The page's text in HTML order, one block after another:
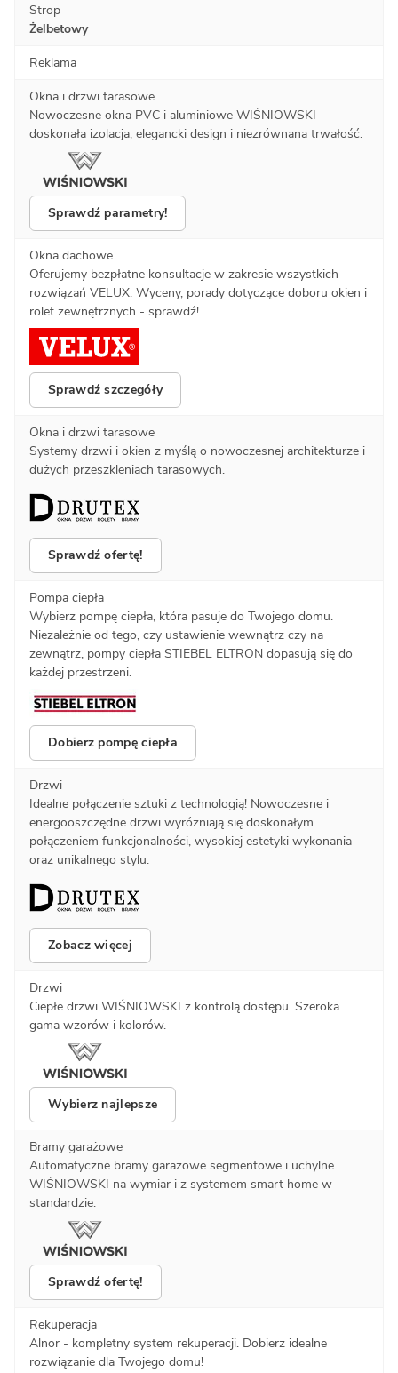
Strop
Żelbetowy
Reklama
Okna i drzwi tarasowe
Nowoczesne okna PVC i aluminiowe WIŚNIOWSKI –
doskonała izolacja, elegancki design i niezrównana trwałość.
Sprawdź parametry!
Okna dachowe
Oferujemy bezpłatne konsultacje w zakresie wszystkich
rozwiązań VELUX. Wyceny, porady dotyczące doboru okien i
rolet zewnętrznych - sprawdź!
Sprawdź szczegóły
Okna i drzwi tarasowe
Systemy drzwi i okien z myślą o nowoczesnej architekturze i
dużych przeszkleniach tarasowych.
Sprawdź ofertę!
Pompa ciepła
Wybierz pompę ciepła, która pasuje do Twojego domu.
Niezależnie od tego, czy ustawienie wewnątrz czy na
zewnątrz, pompy ciepła STIEBEL ELTRON dopasują się do
każdej przestrzeni.
Dobierz pompę ciepła
Drzwi
Idealne połączenie sztuki z technologią! Nowoczesne i
energooszczędne drzwi wyróżniają się doskonałym
połączeniem funkcjonalności, wysokiej estetyki wykonania
oraz unikalnego stylu.
Zobacz więcej
Drzwi
Ciepłe drzwi WIŚNIOWSKI z kontrolą dostępu. Szeroka
gama wzorów i kolorów.
Wybierz najlepsze
Bramy garażowe
Automatyczne bramy garażowe segmentowe i uchylne
WIŚNIOWSKI na wymiar i z systemem smart home w
standardzie.
Sprawdź ofertę!
Rekuperacja
Alnor - kompletny system rekuperacji. Dobierz idealne
rozwiązanie dla Twojego domu!